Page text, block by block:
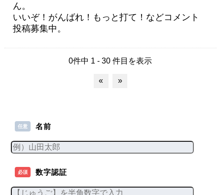
ん。
いいぞ！がんばれ！もっと打て！などコメント
投稿募集中。
0件中 1 - 30 件目を表示
« »
任意 名前
必須 数字認証